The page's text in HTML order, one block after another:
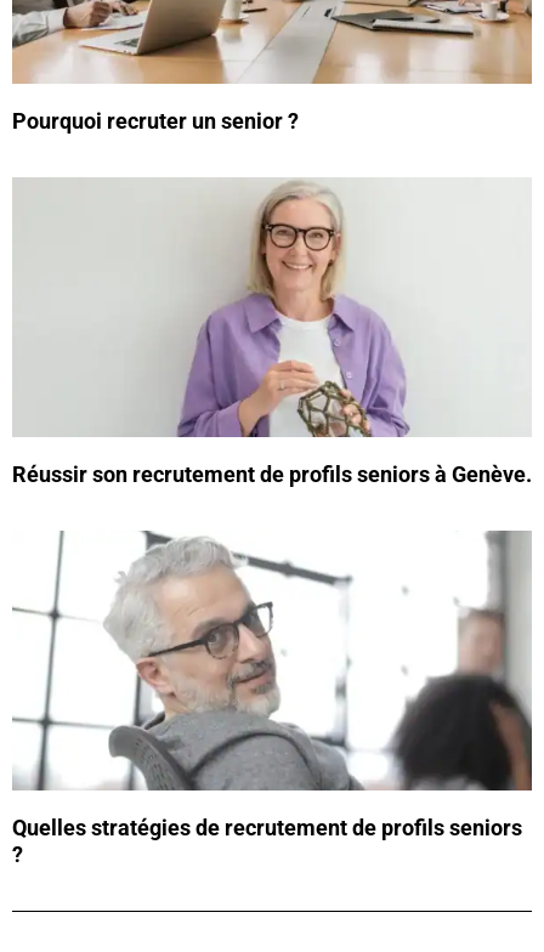
Pourquoi recruter un senior ?
Réussir son recrutement de profils seniors à Genève.
Quelles stratégies de recrutement de profils seniors
?